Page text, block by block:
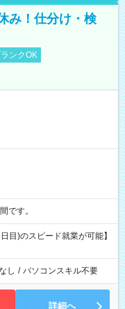
み！仕分け・検
ンクOK
間です。
目)のスピード就業が可能】
し / パソコンスキル不要
詳細へ